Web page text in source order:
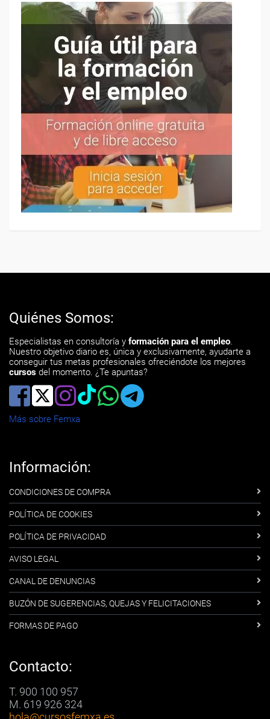
Quiénes Somos:
Especialistas en consultoría y formación para el empleo.
Nuestro objetivo diario es, única y exclusivamente, ayudarte a
conseguir tus metas profesionales ofreciéndote los mejores
cursos del momento. ¿Te apuntas?
Más sobre Femxa
Información:
CONDICIONES DE COMPRA
POLÍTICA DE COOKIES
POLÍTICA DE PRIVACIDAD
AVISO LEGAL
CANAL DE DENUNCIAS
BUZÓN DE SUGERENCIAS, QUEJAS Y FELICITACIONES
FORMAS DE PAGO
Contacto:
T. 900 100 957
M. 619 926 324